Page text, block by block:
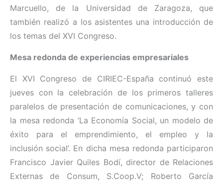
Marcuello, de la Universidad de Zaragoza, que
también realizó a los asistentes una introducción de
los temas del XVI Congreso.
Mesa redonda de experiencias empresariales
El XVI Congreso de CIRIEC-España continuó este
jueves con la celebración de los primeros talleres
paralelos de presentación de comunicaciones, y con
la mesa redonda ‘La Economía Social, un modelo de
éxito para el emprendimiento, el empleo y la
inclusión social’. En dicha mesa redonda participaron
Francisco Javier Quiles Bodí, director de Relaciones
Externas de Consum, S.Coop.V; Roberto García